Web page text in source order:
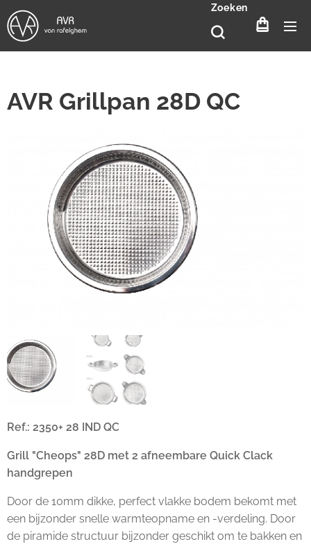
Zoeken
AVR Grillpan 28D QC
Ref.: 2350+ 28 IND QC
Grill "Cheops" 28D met 2 afneembare Quick Clack
handgrepen
Door de 10mm dikke, perfect vlakke bodem bekomt met
een bijzonder snelle warmteopname en -verdeling. Door
de piramide structuur bijzonder geschikt om te bakken en